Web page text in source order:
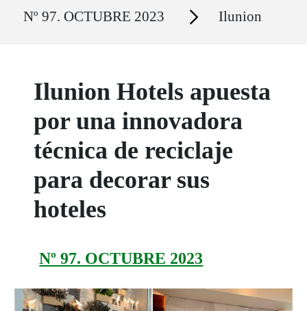
Nº 97. OCTUBRE 2023 Secciones Ilunion
Ilunion Hotels apuesta
por una innovadora
técnica de reciclaje
para decorar sus
hoteles
Nº 97. OCTUBRE 2023